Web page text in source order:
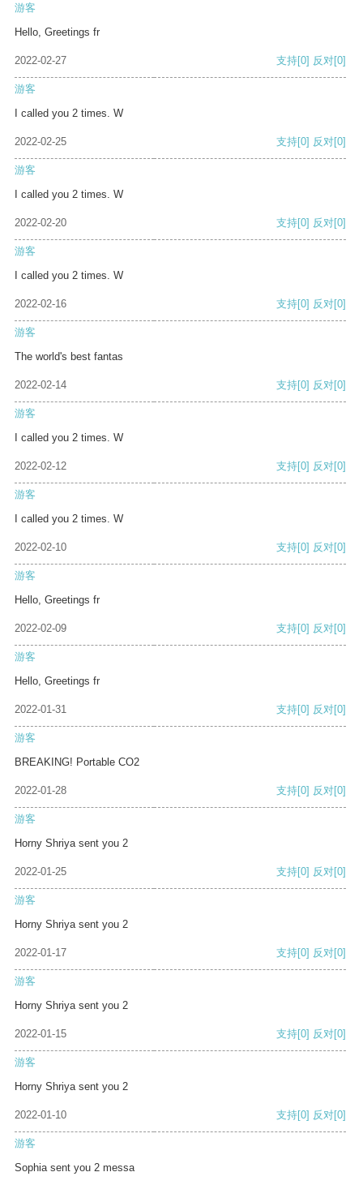
游客
Hello, Greetings fr
2022-02-27 支持[0] 反对[0]
游客
I called you 2 times. W
2022-02-25 支持[0] 反对[0]
游客
I called you 2 times. W
2022-02-20 支持[0] 反对[0]
游客
I called you 2 times. W
2022-02-16 支持[0] 反对[0]
游客
The world's best fantas
2022-02-14 支持[0] 反对[0]
游客
I called you 2 times. W
2022-02-12 支持[0] 反对[0]
游客
I called you 2 times. W
2022-02-10 支持[0] 反对[0]
游客
Hello, Greetings fr
2022-02-09 支持[0] 反对[0]
游客
Hello, Greetings fr
2022-01-31 支持[0] 反对[0]
游客
BREAKING! Portable CO2
2022-01-28 支持[0] 反对[0]
游客
Horny Shriya sent you 2
2022-01-25 支持[0] 反对[0]
游客
Horny Shriya sent you 2
2022-01-17 支持[0] 反对[0]
游客
Horny Shriya sent you 2
2022-01-15 支持[0] 反对[0]
游客
Horny Shriya sent you 2
2022-01-10 支持[0] 反对[0]
游客
Sophia sent you 2 messa